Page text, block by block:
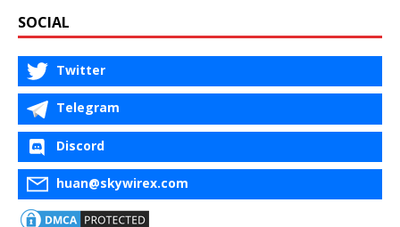
SOCIAL
Twitter
Telegram
Discord
huan@skywirex.com